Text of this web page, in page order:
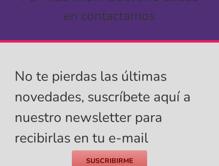
en contactarnos
No te pierdas las últimas
novedades, suscríbete aquí a
nuestro newsletter para
recibirlas en tu e-mail
SUSCRIBIRME